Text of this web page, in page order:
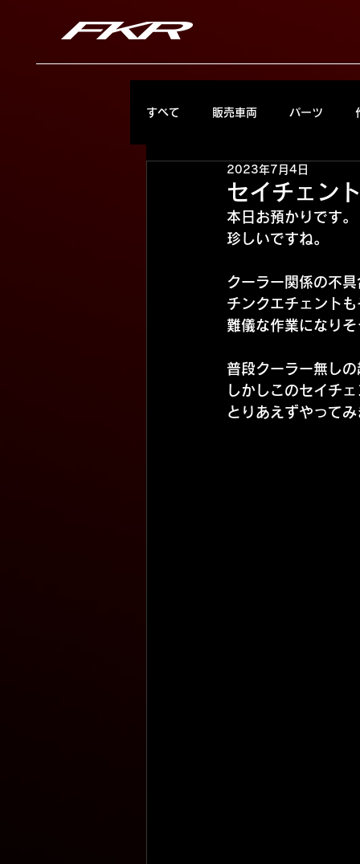
すべて 販売車両 パーツ
セイチェン
2023年7月4日
本日お預かりです。
珍しいですね。
クーラー関係の不
チンクエチェント
難儀な作業になり
普段クーラー無し
しかしこのセイチ
とりあえずやって